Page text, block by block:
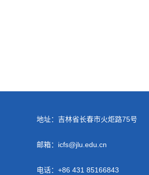
地址：吉林省长春市火炬路75号
邮箱：icfs@jlu.edu.cn
电话：+86 431 85166843